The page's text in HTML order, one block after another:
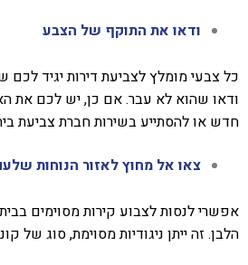
ודאו את התוקף של הצבע
כל צבעי מומלץ לצביעת דירות יגיד
ודאו שהוא לא עבר. אם כן, יש לכם את
חדש או להסתייע בשירות חברת צביעת
צאו אל מחוץ לאזור הנוחות
אפשרי לנסות לצבוע קירות מסוימים בבית
הלבן. זה ייתן ניגודיות מסוימת, סוג של